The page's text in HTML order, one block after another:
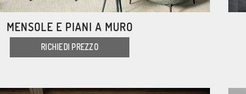
MENSOLE E PIANI A MURO
RICHIEDI PREZZO